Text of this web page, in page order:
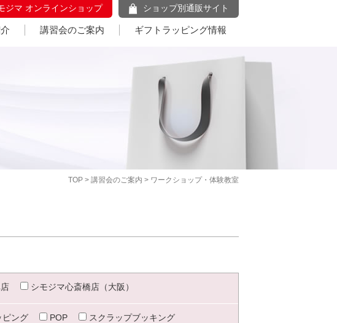
ジマ オンラインショップ ショップ別通販サイト
講習会のご案内 ギフトラッピング情報
TOP > 講習会のご案内 > ワークショップ・体験教室
シモジマ心斎橋店（大阪）
ピング POP
スクラップブッキング